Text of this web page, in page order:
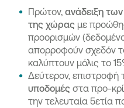
Πρώτον, ανάδειξη
της χώρας με
προορισμών
απορροφούν σχεδόν
καλύπτουν μόλις το
Δεύτερον,
υποδομές στα προ-
την τελευταία 5ετία